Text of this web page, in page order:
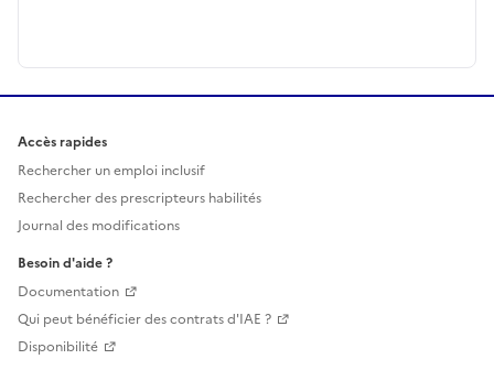
Accès rapides
Rechercher un emploi inclusif
Rechercher des prescripteurs habilités
Journal des modifications
Besoin d'aide ?
Documentation
Qui peut bénéficier des contrats d'IAE ?
Disponibilité